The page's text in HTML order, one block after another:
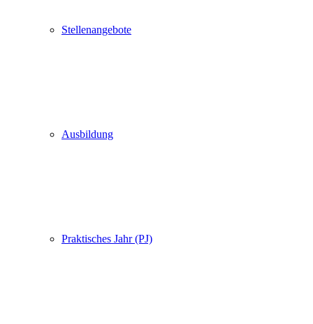
Stellenangebote
Ausbildung
Praktisches Jahr (PJ)